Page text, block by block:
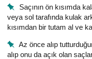
Saçının ön kısımda
veya sol tarafında kulak
kısımdan bir tutam al ve
Az önce alıp
alıp onu da açık olan